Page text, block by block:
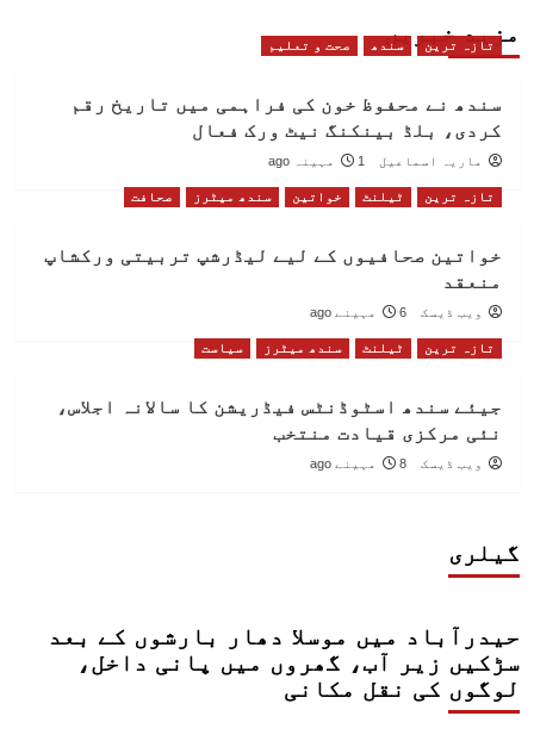
مزید خبریں
تازہ ترین سندھ صحت و تعلیم
سندھ نے محفوظ خون کی فراہمی میں تاریخ رقم
کردی، بلڈ بینکنگ نیٹ ورک فعال
ماریہ اسماعیل 1 مہینہ ago
تازہ ترین ٹیلنٹ خواتین سندھ میٹرز صحافت
خواتین صحافیوں کے لیے لیڈرشپ تربیتی ورکشاپ
منعقد
ویب ڈیسک 6 مہینے ago
تازہ ترین ٹیلنٹ سندھ میٹرز سیاست
جیئے سندھ اسٹوڈنٹس فیڈریشن کا سالانہ اجلاس،
نئی مرکزی قیادت منتخب
ویب ڈیسک 8 مہینے ago
گیلری
حیدرآباد میں موسلا دھار بارشوں کے بعد
سڑکیں زیر آب، گھروں میں پانی داخل،
لوگوں کی نقل مکانی